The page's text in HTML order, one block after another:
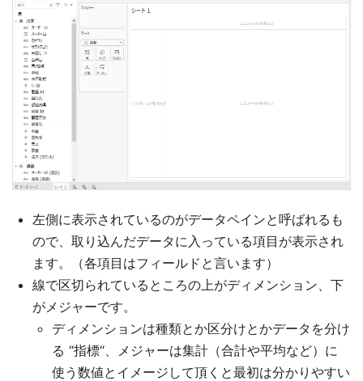
左側に表示されているのがデータペインと呼ばれるも
ので、取り込んだデータに入っている項目が表示され
ます。（各項目はフィールドと言います）
線で区切られているところの上がディメンション、下
がメジャーです。
ディメンションは種類とか区分けとかデータを分け
る “指標“、メジャーは集計（合計や平均など）に
使う数値とイメージして頂くと最初は分かりやすい